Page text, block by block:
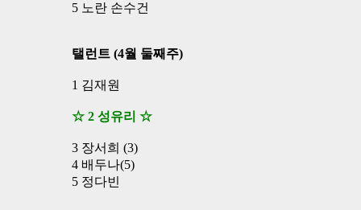
5 노란 손수건
탤런트 (4월 둘째주)
1 김재원
☆ 2 성유리 ☆
3 장서희 (3)
4 배두나(5)
5 정다빈